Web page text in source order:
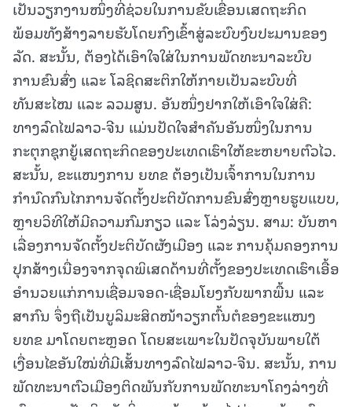
ເປັນວຽກງານໜຶ່ງທີ່ຊ່ວຍໃນການຂັບເຂື່ອນເສດຖະກິດ
ພ້ອມທັງສ້າງລາຍຮັບໂດຍກົງເຂົ້າສູ່ລະບົບງົບປະມານຂອງ
ລັດ. ສະນັ້ນ, ຕ້ອງໄດ້ເອົາໃຈໃສ່ໃນການພັດທະນາລະບົບ
ການຂົນສົ່ງ ແລະ ໂລຊິດສະຕິກໃຫ້ກາຍເປັນລະບົບທີ່
ທັນສະໄໝ ແລະ ລວມສູນ. ອັນໜຶ່ງຢາກໃຫ້ເອົາໃຈໃສ່ຄື:
ທາງລົດໄຟລາວ-ຈີນ ແມ່ນປັດໃຈສໍາຄັນອັນໜຶ່ງໃນການ
ກະຕຸກຊຸກຍູ້ເສດຖະກິດຂອງປະເທດເຮົາໃຫ້ຂະຫຍາຍຕົວໄວ.
ສະນັ້ນ, ຂະແໜງການ ຍທຂ ຕ້ອງເປັນເຈົ້າການໃນການ
ກຳນົດກົນໄກການຈັດຕັ້ງປະຕິບັດການຂົນສົ່ງຫຼາຍຮູບແບບ,
ຫຼາຍວິທີໃຫ້ມີຄວາມກົມກຽວ ແລະ ໂລ່ງລ່ຽນ. ສາມ: ບັນຫາ
ເລື່ອງການຈັດຕັ້ງປະຕິບັດຜັງເມືອງ ແລະ ການຄຸ້ມຄອງການ
ປຸກສ້າງເນື່ອງຈາກຈຸດພິເສດດ້ານທີ່ຕັ້ງຂອງປະເທດເຮົາເອື້ອ
ອຳນວຍແກ່ການເຊື່ອມຈອດ-ເຊື່ອມໂຍງກັບພາກພື້ນ ແລະ
ສາກົນ ຈຶ່ງຖືເປັນບູລິມະສິດໜ້າວຽກຕົ້ນຕໍຂອງຂະແໜງ
ຍທຂ ມາໂດຍຕະຫຼອດ ໂດຍສະເພາະໃນປັດຈຸບັນພາຍໃຕ້
ເງື່ອນໄຂອັນໃໝ່ທີ່ມີເສັ້ນທາງລົດໄຟລາວ-ຈີນ. ສະນັ້ນ, ການ
ພັດທະນາຕົວເມືອງຕິດພັນກັບການພັດທະນາໂຄງລ່າງທີ່